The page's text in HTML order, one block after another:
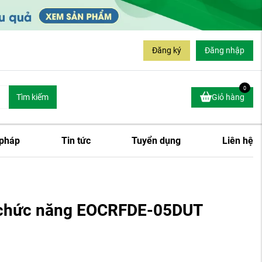
Đăng ký Đăng nhập
Tìm kiếm Giỏ hàng
0
Tin tức Tuyển dụng Liên hệ
năng EOCRFDE-05DUT